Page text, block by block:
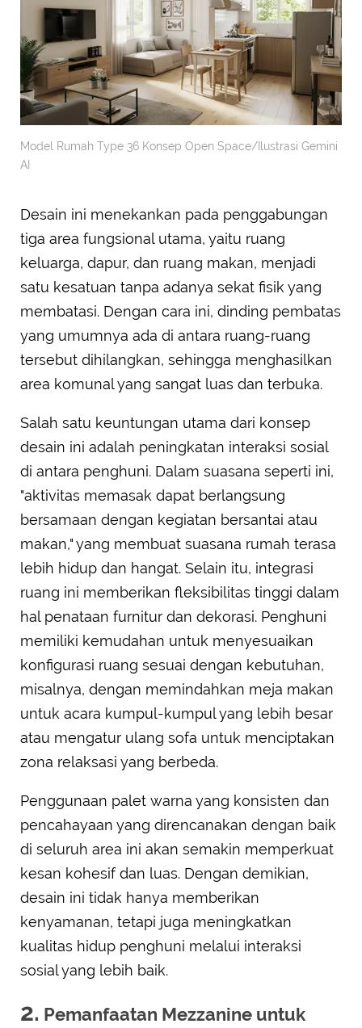
Model Rumah Type 36 Konsep Open Space/Ilustrasi Gemini
AI
Desain ini menekankan pada penggabungan
tiga area fungsional utama, yaitu ruang
keluarga, dapur, dan ruang makan, menjadi
satu kesatuan tanpa adanya sekat fisik yang
membatasi. Dengan cara ini, dinding pembatas
yang umumnya ada di antara ruang-ruang
tersebut dihilangkan, sehingga menghasilkan
area komunal yang sangat luas dan terbuka.
Salah satu keuntungan utama dari konsep
desain ini adalah peningkatan interaksi sosial
di antara penghuni. Dalam suasana seperti ini,
"aktivitas memasak dapat berlangsung
bersamaan dengan kegiatan bersantai atau
makan," yang membuat suasana rumah terasa
lebih hidup dan hangat. Selain itu, integrasi
ruang ini memberikan fleksibilitas tinggi dalam
hal penataan furnitur dan dekorasi. Penghuni
memiliki kemudahan untuk menyesuaikan
konfigurasi ruang sesuai dengan kebutuhan,
misalnya, dengan memindahkan meja makan
untuk acara kumpul-kumpul yang lebih besar
atau mengatur ulang sofa untuk menciptakan
zona relaksasi yang berbeda.
Penggunaan palet warna yang konsisten dan
pencahayaan yang direncanakan dengan baik
di seluruh area ini akan semakin memperkuat
kesan kohesif dan luas. Dengan demikian,
desain ini tidak hanya memberikan
kenyamanan, tetapi juga meningkatkan
kualitas hidup penghuni melalui interaksi
sosial yang lebih baik.
2. Pemanfaatan Mezzanine untuk